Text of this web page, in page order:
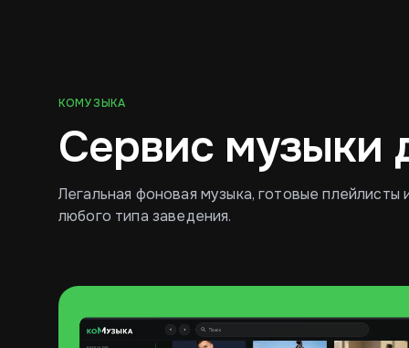
КОМУЗЫКА
Сервис музыки
Легальная фоновая музыка, готовые плейлисты
любого типа заведения.